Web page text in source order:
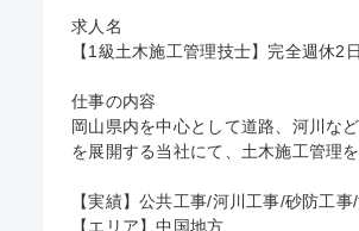
求人名
【1級土木施工管理技士】完全週休
仕事の内容
岡山県内を中心として道路、河川な
を展開する当社にて、土木施工管理
【実績】公共工事/河川工事/砂防工
【エリア】中国地方